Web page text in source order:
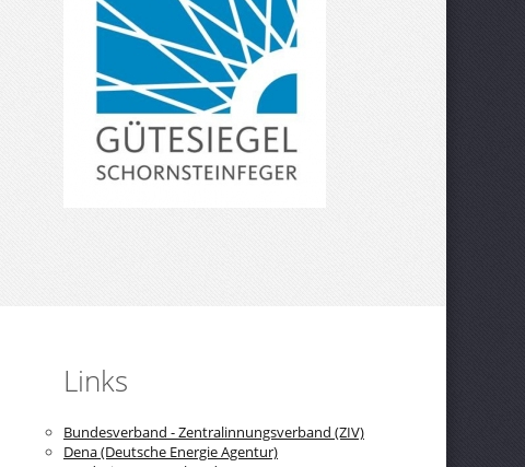
Links
Bundesverband - Zentralinnungsverband (ZIV)
Dena (Deutsche Energie Agentur)